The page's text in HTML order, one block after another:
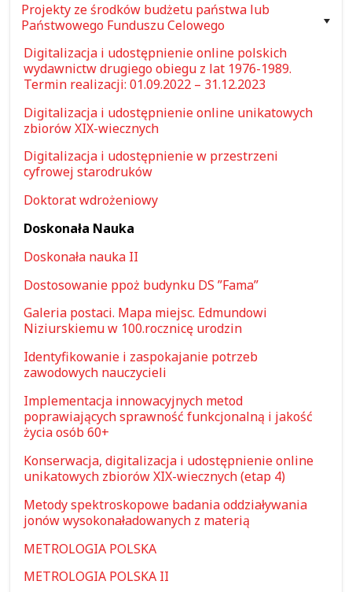
Projekty ze środków budżetu państwa lub
Państwowego Funduszu Celowego
Digitalizacja i udostępnienie online polskich
wydawnictw drugiego obiegu z lat 1976-1989.
Termin realizacji: 01.09.2022 – 31.12.2023
Digitalizacja i udostępnienie online unikatowych
zbiorów XIX-wiecznych
Digitalizacja i udostępnienie w przestrzeni
cyfrowej starodruków
Doktorat wdrożeniowy
Doskonała Nauka
Doskonała nauka II
Dostosowanie ppoż budynku DS ”Fama”
Galeria postaci. Mapa miejsc. Edmundowi
Niziurskiemu w 100.rocznicę urodzin
Identyfikowanie i zaspokajanie potrzeb
zawodowych nauczycieli
Implementacja innowacyjnych metod
poprawiających sprawność funkcjonalną i jakość
życia osób 60+
Konserwacja, digitalizacja i udostępnienie online
unikatowych zbiorów XIX-wiecznych (etap 4)
Metody spektroskopowe badania oddziaływania
jonów wysokonaładowanych z materią
METROLOGIA POLSKA
METROLOGIA POLSKA II